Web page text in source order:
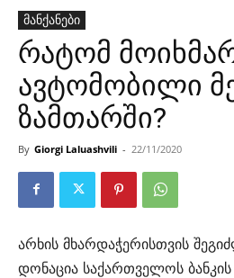
მანქანები
რატომ
ავტომობილი
ზამთარში?
By Giorgi Laluashvili - 22/11/2020
არხის მხარდაჭერისთვის
დონაცია საქართველოს